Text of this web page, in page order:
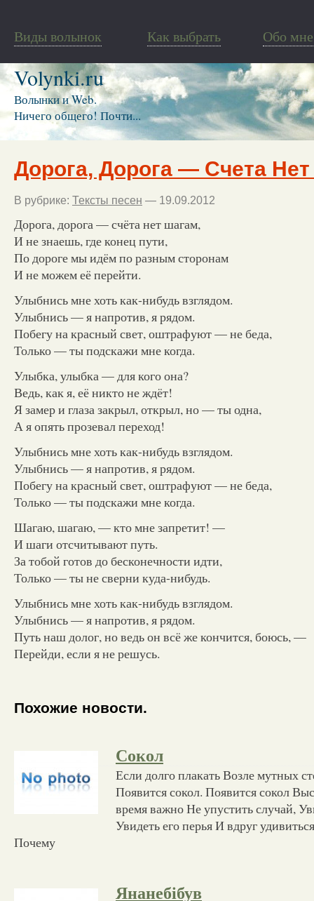
Виды волынок Как выбрать Обо мне
Volynki.ru
Волынки и Web.
Ничего общего! Почти...
Дорога, Дорога — Счета
В рубрике: Тексты песен — 19.09.2012
Дорога, дорога — счёта нет шагам,
И не знаешь, где конец пути,
По дороге мы идём по разным сторонам
И не можем её перейти.
Улыбнись мне хоть как-нибудь взглядом.
Улыбнись — я напротив, я рядом.
Побегу на красный свет, оштрафуют — не беда,
Только — ты подскажи мне когда.
Улыбка, улыбка — для кого она?
Ведь, как я, её никто не ждёт!
Я замер и глаза закрыл, открыл, но — ты одна,
А я опять прозевал переход!
Улыбнись мне хоть как-нибудь взглядом.
Улыбнись — я напротив, я рядом.
Побегу на красный свет, оштрафуют — не беда,
Только — ты подскажи мне когда.
Шагаю, шагаю, — кто мне запретит! —
И шаги отсчитывают путь.
За тобой готов до бесконечности идти,
Только — ты не сверни куда-нибудь.
Улыбнись мне хоть как-нибудь взглядом.
Улыбнись — я напротив, я рядом.
Путь наш долог, но ведь он всё же кончится, боюсь, —
Перейди, если я не решусь.
Похожие новости.
Сокол
Если долго плакать Возле мутных
Появится сокол. Появится сокол
время важно Не упустить случай,
Увидеть его перья И вдруг
Почему
Янанебiбув